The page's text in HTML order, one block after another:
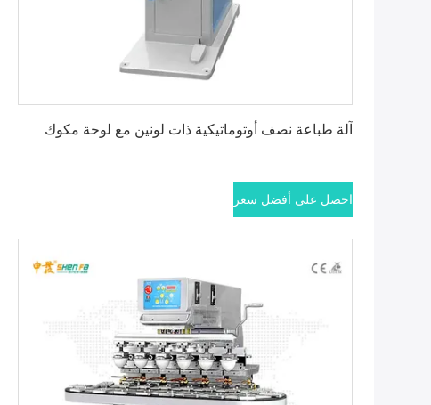
آلة طباعة نصف أوتوماتيكية ذات لونين مع لوحة مكوك
احصل على أفضل سعر